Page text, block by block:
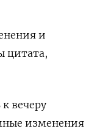
и
цитата,
вечеру
изменения